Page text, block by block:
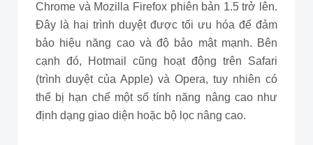
Chrome và Mozilla Firefox phiên bản 1.5 trở lên.
Đây là hai trình duyệt được tối ưu hóa để đảm
bảo hiệu năng cao và độ bảo mật mạnh. Bên
cạnh đó, Hotmail cũng hoạt động trên Safari
(trình duyệt của Apple) và Opera, tuy nhiên có
thể bị hạn chế một số tính năng nâng cao như
định dạng giao diện hoặc bộ lọc nâng cao.